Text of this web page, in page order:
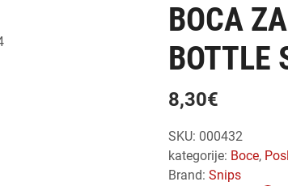
BOCA
BOTTLE
8,30€
SKU: 000432
kategorije:
boce,
Brand:Snips